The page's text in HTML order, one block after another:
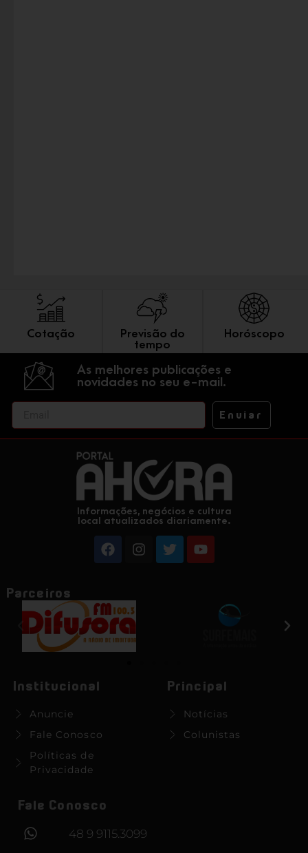
Cotação
Previsão do
tempo
Horóscopo
As melhores publicações e
novidades no seu e-mail.
Enviar
Informações, negócios e cultura
local atualizados diariamente.
Parceiros
Institucional
Anuncie
Fale Conosco
Políticas de
Privacidade
Principal
Notícias
Colunistas
Fale Conosco
48 9 9115.3099